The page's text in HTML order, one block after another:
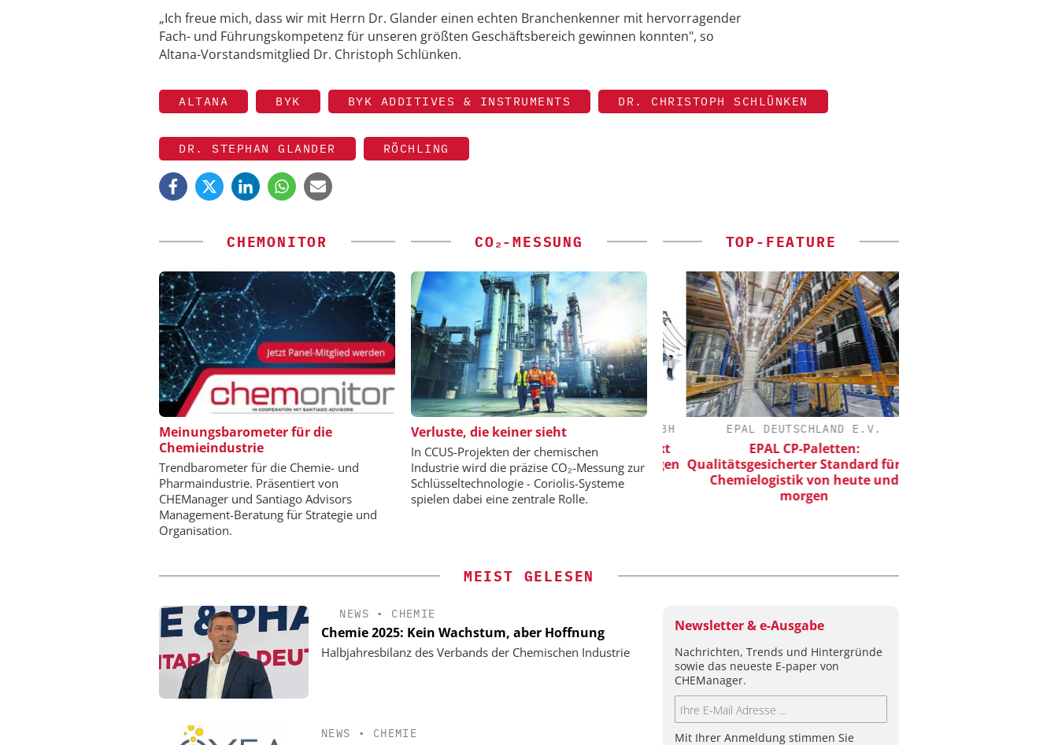
„Ich freue mich, dass wir mit Herrn Dr. Glander einen echten Branchenkenner mit hervorragender
Fach- und Führungskompetenz für unseren größten Geschäftsbereich gewinnen konnten", so
Altana-Vorstandsmitglied Dr. Christoph Schlünken.
ALTANA BYK BYK ADDITIVES & INSTRUMENTS DR. CHRISTOPH SCHLÜNKEN
DR. STEPHAN GLANDER RÖCHLING
CHEMONITOR
Meinungsbarometer für die
Chemieindustrie
Trendbarometer für die Chemie- und
Pharmaindustrie. Präsentiert von
CHEManager und Santiago Advisors
Management-Beratung für Strategie und
Organisation.
CO₂-MESSUNG
Verluste, die keiner sieht
In CCUS-Projekten der chemischen
Industrie wird die präzise CO₂-Messung zur
Schlüsseltechnologie - Coriolis-Systeme
spielen dabei eine zentrale Rolle.
TOP-FEATURE
ZEPPELIN SYSTEMS GMBH
Sichere und hocheffiziente
Produktion von Batteriemassen
CHEMANAGER C/O WILEY-VCH GMBH
Veranstaltungssponsoring: Next
Generation Batteries and Hydrogen
EPAL DEUTSCHLAND E.V.
EPAL CP-Paletten:
Qualitätsgesicherter Standard für die
Chemielogistik von heute und
morgen
MEIST GELESEN
NEWS • CHEMIE
Chemie 2025: Kein Wachstum, aber Hoffnung
Halbjahresbilanz des Verbands der Chemischen Industrie
NEWS • CHEMIE
Newsletter & e-Ausgabe
Nachrichten, Trends und Hintergründe
sowie das neueste E-paper von
CHEManager.
Mit Ihrer Anmeldung stimmen Sie